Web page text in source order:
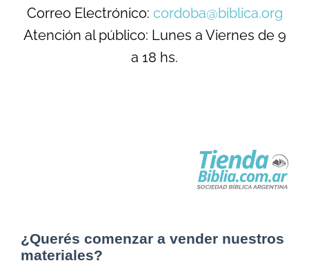
Correo Electrónico: cordoba@biblica.org
Atención al público: Lunes a Viernes de 9
a 18 hs.